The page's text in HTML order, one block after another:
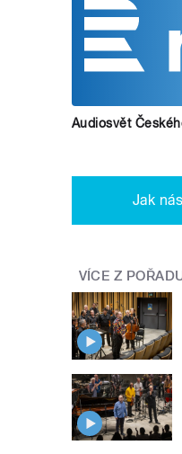
Audiosvět
Jak
VÍCE Z